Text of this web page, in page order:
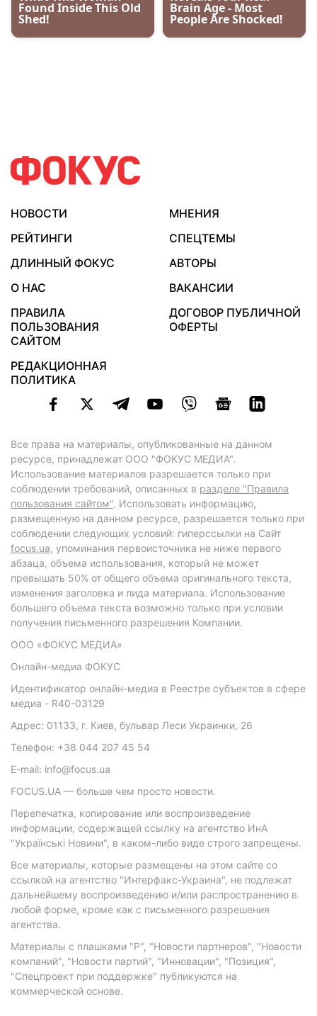
НОВОСТИ
МНЕНИЯ
РЕЙТИНГИ
СПЕЦТЕМЫ
ДЛИННЫЙ ФОКУС
АВТОРЫ
О НАС
ВАКАНСИИ
ПРАВИЛА
ПОЛЬЗОВАНИЯ
САЙТОМ
ДОГОВОР ПУБЛИЧНОЙ
ОФЕРТЫ
РЕДАКЦИОННАЯ
ПОЛИТИКА
Все права на материалы, опубликованные на данном
ресурсе, принадлежат ООО "ФОКУС МЕДИА".
Использование материалов разрешается только при
соблюдении требований, описанных в разделе "Правила
пользования сайтом". Использовать информацию,
размещенную на данном ресурсе, разрешается только при
соблюдении следующих условий: гиперссылки на Сайт
focus.ua, упоминания первоисточника не ниже первого
абзаца, объема использования, который не может
превышать 50% от общего объема оригинального текста,
изменения заголовка и лида материала. Использование
большего объема текста возможно только при условии
получения письменного разрешения Компании.
ООО «ФОКУС МЕДИА»
Онлайн-медиа ФОКУС
Идентификатор онлайн-медиа в Реестре субъектов в сфере
медиа - R40-03129
Адрес: 01133, г. Киев, бульвар Леси Украинки, 26
Телефон: +38 044 207 45 54
E-mail: info@focus.ua
FOCUS.UA — больше чем просто новости.
Перепечатка, копирование или воспроизведение
информации, содержащей ссылку на агентство ИнА
"Українські Новини", в каком-либо виде строго запрещены.
Все материалы, которые размещены на этом сайте со
ссылкой на агентство "Интерфакс-Украина", не подлежат
дальнейшему воспроизведению и/или распространению в
любой форме, кроме как с письменного разрешения
агентства.
Материалы с плашками "Р", "Новости партнеров", "Новости
компаний", "Новости партий", "Инновации", "Позиция",
"Спецпроект при поддержке" публикуются на
коммерческой основе.